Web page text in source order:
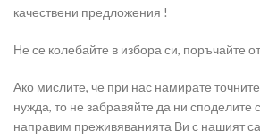
качествени предложения !
Не се колебайте в избора си, поръчайте
Ако мислите, че при нас намирате
нужда, то не забравяйте да ни споделите
направим преживяванията Ви с нашият